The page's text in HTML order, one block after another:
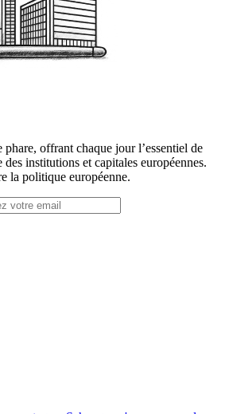
offrant chaque jour l’essentiel de
des institutions et capitales européennes.
la politique européenne.